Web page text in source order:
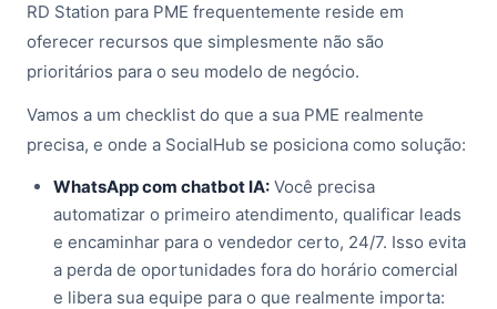
RD Station para PME frequentemente reside em
oferecer recursos que simplesmente não são
prioritários para o seu modelo de negócio.
Vamos a um checklist do que a sua PME realmente
precisa, e onde a SocialHub se posiciona como solução:
WhatsApp com chatbot IA: Você precisa
automatizar o primeiro atendimento, qualificar leads
e encaminhar para o vendedor certo, 24/7. Isso evita
a perda de oportunidades fora do horário comercial
e libera sua equipe para o que realmente importa: